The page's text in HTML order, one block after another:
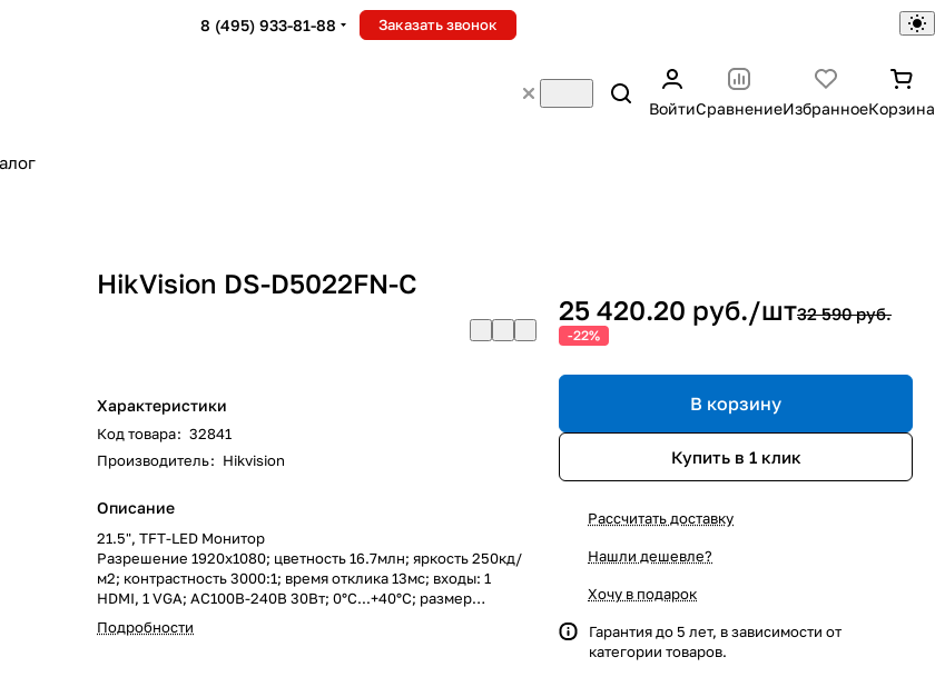
8 (495) 933-81-88 Заказать звонок
ВойтиСравнениеИзбранноеКорзина
HikVision DS-D5022FN-C
Характеристики
Код товара: 32841
Производитель: Hikvision
Описание
21.5", TFT-LED Монитор
Разрешение 1920х1080; цветность 16.7млн; яркость 250кд/
м2; контрастность 3000:1; время отклика 13мс; входы: 1
HDMI, 1 VGA; AC100В-240В 30Вт; 0°C...+40°C; размер
489×378×167mm; VESA; пластик; настольный кронштейн; вес
2.75кг.
Подробности
25 420.20 руб./шт32 590 руб.
-22%
В корзину
Купить в 1 клик
Рассчитать доставку
Нашли дешевле?
Хочу в подарок
Гарантия до 5 лет, в зависимости от
категории товаров.